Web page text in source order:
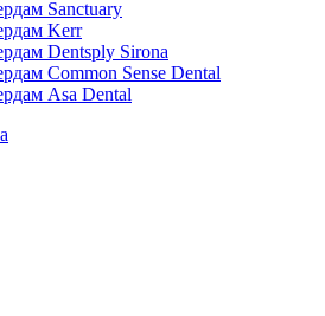
Sanctuary
Kerr
Dentsply Sirona
Common Sense Dental
Asa Dental